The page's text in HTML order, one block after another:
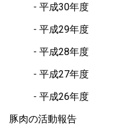
平成30年度
平成29年度
平成28年度
平成27年度
平成26年度
豚肉の活動報告